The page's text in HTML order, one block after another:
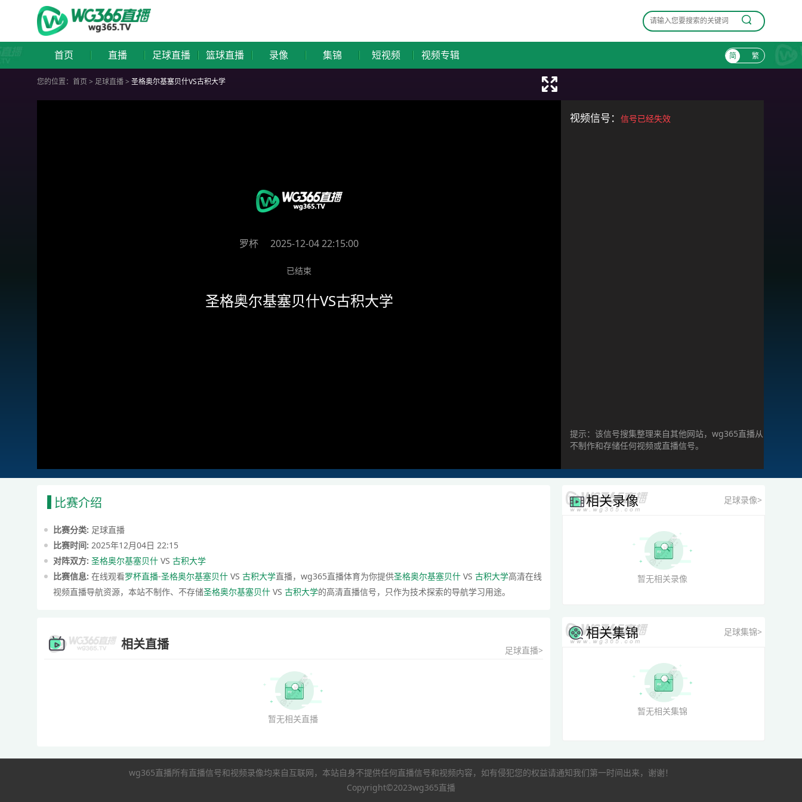
首页 直播 足球直播 篮球直播 录像 集锦 短视频 视频专辑 简 繁
您的位置： 首页 > 足球直播> 圣格奥尔基塞贝什VS古积大学
罗杯 2025-12-04 22:15:00
已结束
圣格奥尔基塞贝什VS古积大学
视频信号： 信号已经失效
提示：该信号搜集整理来自其他网站，wg365直播从
不制作和存储任何视频或直播信号。
比赛介绍
比赛分类: 足球直播
比赛时间: 2025年12月04日 22:15
对阵双方: 圣格奥尔基塞贝什 VS 古积大学
比赛信息: 在线观看罗杯直播-圣格奥尔基塞贝什 VS 古积大学直播，wg365直播体育为你提供圣格奥尔基塞贝什 VS 古积大学高清在线
视频直播导航资源，本站不制作、不存储圣格奥尔基塞贝什 VS 古积大学的高清直播信号，只作为技术探索的导航学习用途。
相关直播 足球直播>
暂无相关直播
相关录像 足球录像>
暂无相关录像
相关集锦 足球集锦>
暂无相关集锦
wg365直播所有直播信号和视频录像均来自互联网，本站自身不提供任何直播信号和视频内容，如有侵犯您的权益请通知我们第一时间出来，谢谢！
Copyright©2023wg365直播